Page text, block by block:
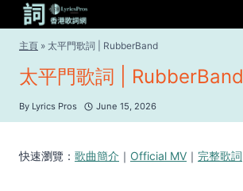
content
主頁 » 太平門歌詞 | RubberBand
太平門歌詞 | RubberBand
By Lyrics Pros June 15, 2026
快速瀏覽： 歌曲簡介 ｜ Official MV ｜ 完整歌詞